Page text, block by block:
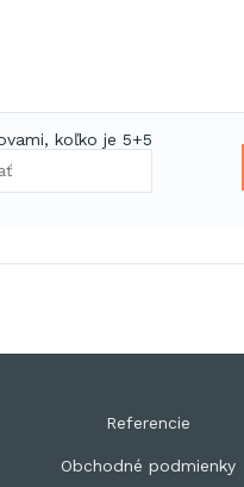
koľko je 5+5
Referencie
Obchodné podmienky